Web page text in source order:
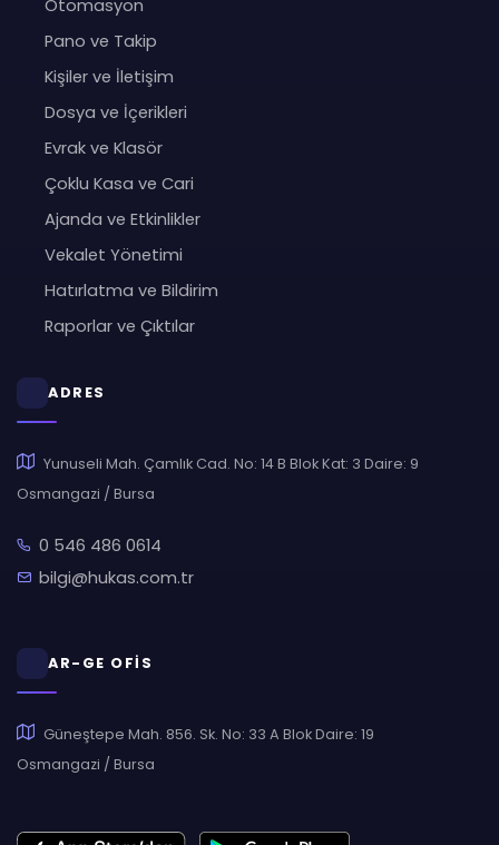
Otomasyon
Pano ve Takip
Kişiler ve İletişim
Dosya ve İçerikleri
Evrak ve Klasör
Çoklu Kasa ve Cari
Ajanda ve Etkinlikler
Vekalet Yönetimi
Hatırlatma ve Bildirim
Raporlar ve Çıktılar
ADRES
Yunuseli Mah. Çamlık Cad. No: 14 B Blok Kat: 3 Daire: 9
Osmangazi / Bursa
0 546 486 0614
bilgi@hukas.com.tr
AR-GE OFİS
Güneştepe Mah. 856. Sk. No: 33 A Blok Daire: 19
Osmangazi / Bursa